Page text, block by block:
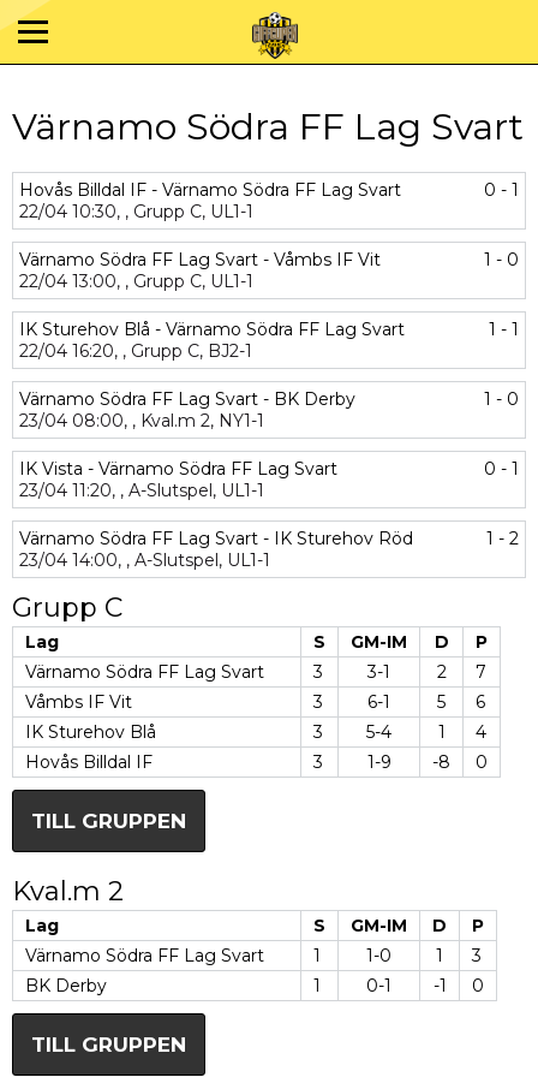
Värnamo Södra FF Lag Svart
Hovås Billdal IF - Värnamo Södra FF Lag Svart
0 - 1
22/04 10:30, , Grupp C, UL1-1
Värnamo Södra FF Lag Svart - Våmbs IF Vit
1 - 0
22/04 13:00, , Grupp C, UL1-1
IK Sturehov Blå - Värnamo Södra FF Lag Svart
1 - 1
22/04 16:20, , Grupp C, BJ2-1
Värnamo Södra FF Lag Svart - BK Derby
1 - 0
23/04 08:00, , Kval.m 2, NY1-1
IK Vista - Värnamo Södra FF Lag Svart
0 - 1
23/04 11:20, , A-Slutspel, UL1-1
Värnamo Södra FF Lag Svart - IK Sturehov Röd
1 - 2
23/04 14:00, , A-Slutspel, UL1-1
Grupp C
Lag S GM-IM D
P
Värnamo Södra FF Lag Svart
3 3-1 2
7
Våmbs IF Vit
3 6-1 5
6
IK Sturehov Blå
3 5-4 1
4
Hovås Billdal IF
3 1-9 -8 0
TILL GRUPPEN
Kval.m 2
Lag S GM-IM D
P
Värnamo Södra FF Lag Svart
1 1-0 1
3
BK Derby
1 0-1 -1 0
TILL GRUPPEN